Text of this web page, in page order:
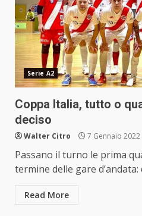
Serie A2
Coppa Italia, tutto o
deciso
Walter Citro 7 Gennaio 2022
Passano il turno le prima
termine delle gare d’andata:
Read More